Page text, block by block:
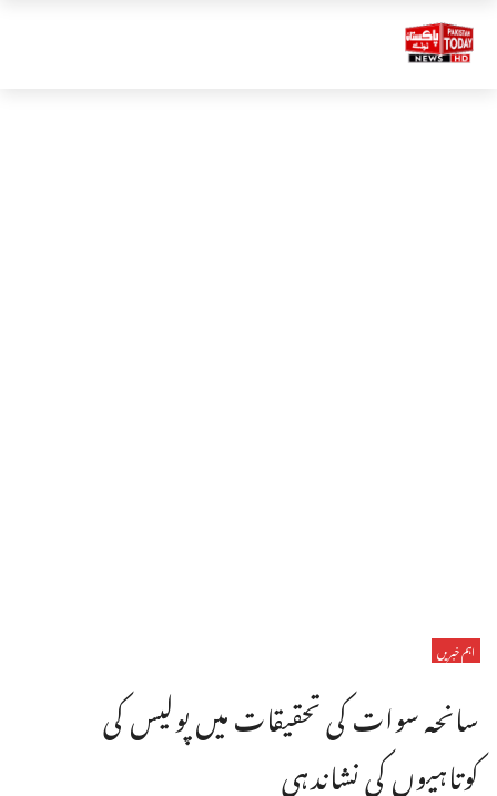
اہم خبریں
سانحہ سوات کی تحقیقات میں پولیس کی
کوتاہیوں کی نشاندہی